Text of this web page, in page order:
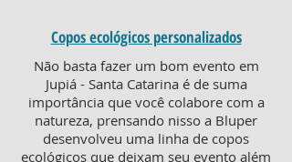
Copos ecológicos personalizados
Não basta fazer um bom evento em
Jupiá - Santa Catarina é de suma
importância que você colabore com a
natureza, prensando nisso a Bluper
desenvolveu uma linha de copos
ecológicos que deixam seu evento além